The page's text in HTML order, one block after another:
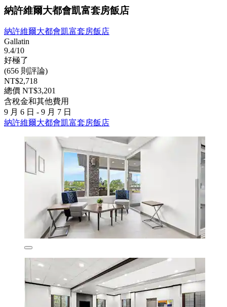
納許維爾大都會凱富套房飯店
納許維爾大都會凱富套房飯店
Gallatin
9.4/10
好極了
(656 則評論)
NT$2,718
總價 NT$3,201
含稅金和其他費用
9 月 6 日 - 9 月 7 日
納許維爾大都會凱富套房飯店